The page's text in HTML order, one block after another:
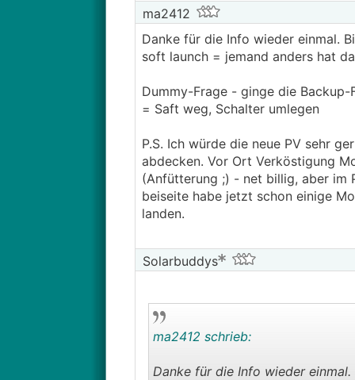
ma2412
Danke für die Info wieder einmal.
soft launch = jemand anders hat
Dummy-Frage - ginge die
= Saft weg, Schalter umlegen
P.S. Ich würde die neue PV sehr
abdecken. Vor Ort Verköstigung
(Anfütterung ;) - net billig, aber im
beiseite habe jetzt schon einige
landen.
Solarbuddys
ma2412 schrieb:
Danke für die Info wieder